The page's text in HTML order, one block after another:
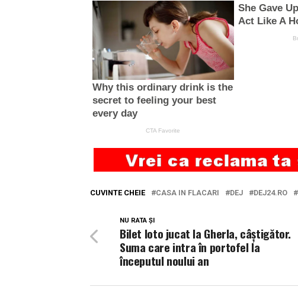
CUVINTE CHEIE CASA IN FLACARI DEJ DEJ24.RO
NU RATA ȘI
Bilet loto jucat la Gherla, câștigător.
Suma care intra în portofel la
începutul noului an